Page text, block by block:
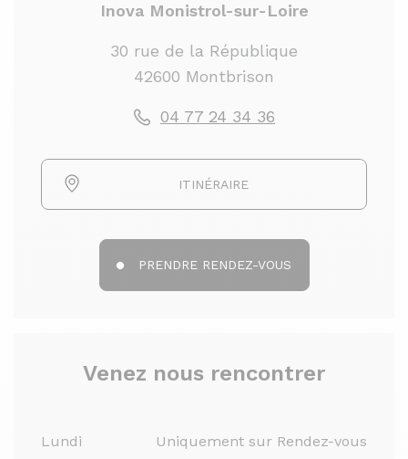
Inova Monistrol-sur-Loire
30 rue de la République
42600 Montbrison
04 77 24 34 36
ITINÉRAIRE
PRENDRE RENDEZ-VOUS
Venez nous rencontrer
Lundi Uniquement sur Rendez-vous